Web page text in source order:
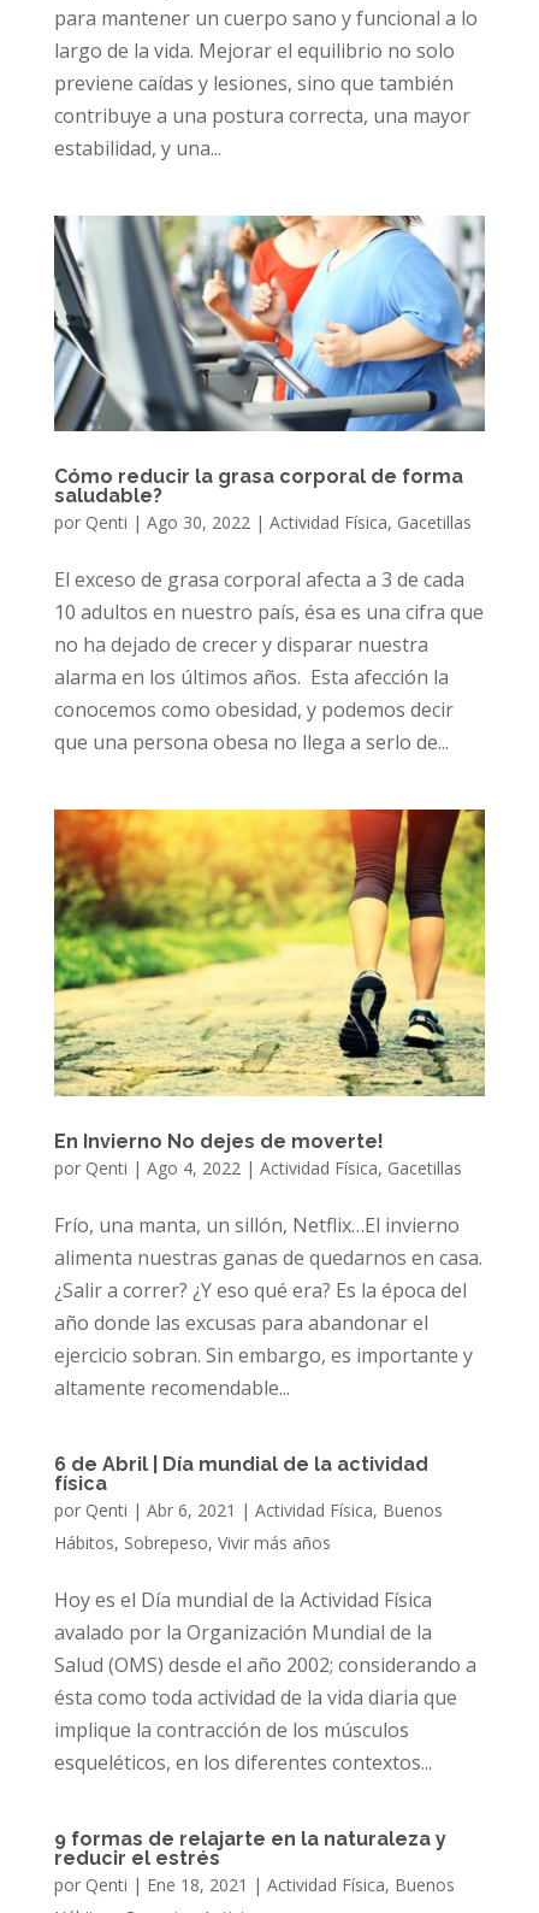
para mantener un cuerpo sano y funcional a lo
largo de la vida. Mejorar el equilibrio no solo
previene caídas y lesiones, sino que también
contribuye a una postura correcta, una mayor
estabilidad, y una...
Cómo reducir la grasa corporal de forma
saludable?
por Qenti | Ago 30, 2022| Actividad Física, Gacetillas
El exceso de grasa corporal afecta a 3 de cada
10 adultos en nuestro país, ésa es una cifra que
no ha dejado de crecer y disparar nuestra
alarma en los últimos años. Esta afección la
conocemos como obesidad, y podemos decir
que una persona obesa no llega a serlo de...
En Invierno No dejes de moverte!
por Qenti | Ago 4, 2022| Actividad Física, Gacetillas
Frío, una manta, un sillón, Netflix…El invierno
alimenta nuestras ganas de quedarnos en casa.
¿Salir a correr? ¿Y eso qué era? Es la época del
año donde las excusas para abandonar el
ejercicio sobran. Sin embargo, es importante y
altamente recomendable...
6 de Abril | Día mundial de la actividad
física
por Qenti | Abr 6, 2021 | Actividad Física, Buenos
Hábitos, Sobrepeso, Vivir más años
Hoy es el Día mundial de la Actividad Física
avalado por la Organización Mundial de la
Salud (OMS) desde el año 2002; considerando a
ésta como toda actividad de la vida diaria que
implique la contracción de los músculos
esqueléticos, en los diferentes contextos...
9 formas de relajarte en la naturaleza y
reducir el estrés
por Qenti | Ene 18, 2021 | Actividad Física, Buenos